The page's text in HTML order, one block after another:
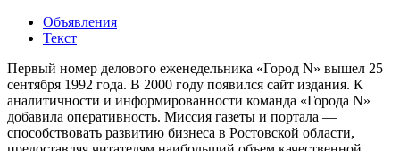
Объявления
Текст
Первый номер делового еженедельника «Город N» вышел 25
сентября 1992 года. В 2000 году появился сайт издания. К
аналитичности и информированности команда «Города N»
добавила оперативность. Миссия газеты и портала —
способствовать развитию бизнеса в Ростовской области,